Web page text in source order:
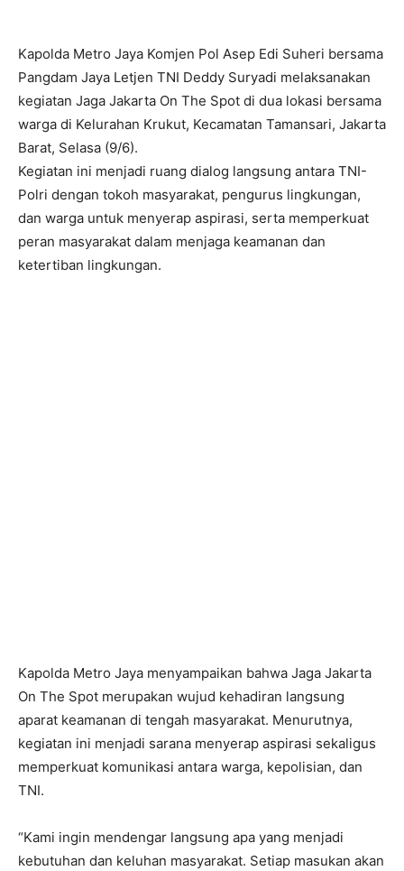
Kapolda Metro Jaya Komjen Pol Asep Edi Suheri bersama
Pangdam Jaya Letjen TNI Deddy Suryadi melaksanakan
kegiatan Jaga Jakarta On The Spot di dua lokasi bersama
warga di Kelurahan Krukut, Kecamatan Tamansari, Jakarta
Barat, Selasa (9/6).
Kegiatan ini menjadi ruang dialog langsung antara TNI-
Polri dengan tokoh masyarakat, pengurus lingkungan,
dan warga untuk menyerap aspirasi, serta memperkuat
peran masyarakat dalam menjaga keamanan dan
ketertiban lingkungan.
Kapolda Metro Jaya menyampaikan bahwa Jaga Jakarta
On The Spot merupakan wujud kehadiran langsung
aparat keamanan di tengah masyarakat. Menurutnya,
kegiatan ini menjadi sarana menyerap aspirasi sekaligus
memperkuat komunikasi antara warga, kepolisian, dan
TNI.
“Kami ingin mendengar langsung apa yang menjadi
kebutuhan dan keluhan masyarakat. Setiap masukan akan